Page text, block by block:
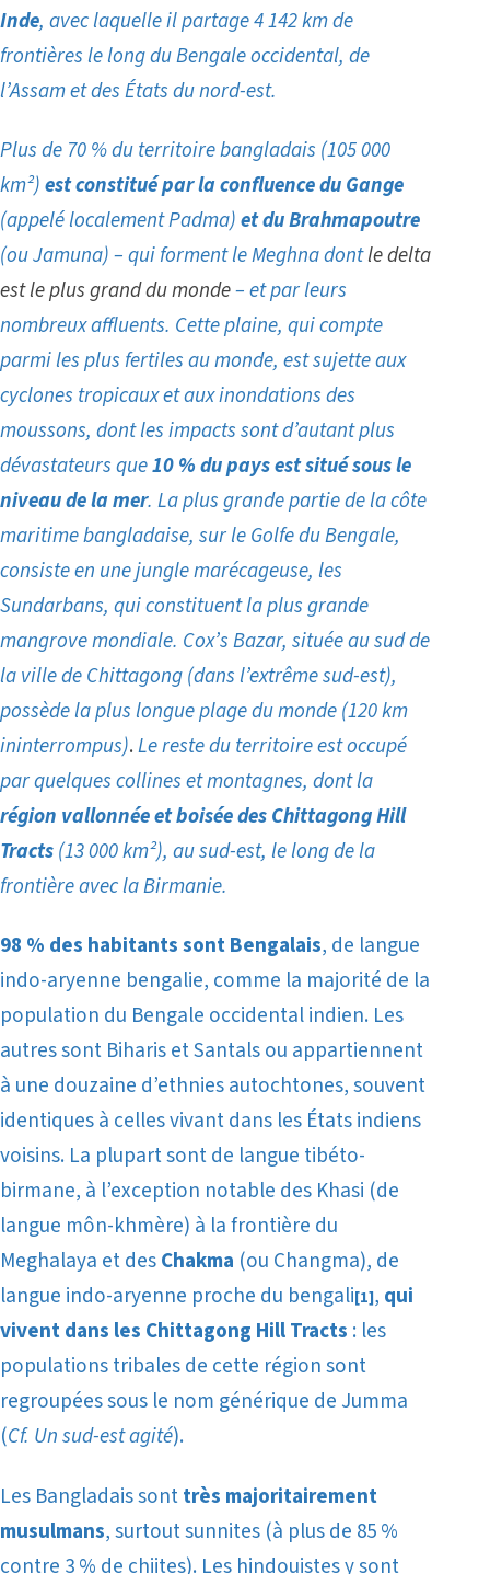
Inde, avec laquelle il partage 4 142 km de
frontières le long du Bengale occidental, de
l’Assam et des États du nord-est.
Plus de 70 % du territoirebangladais (105 000
km²)est constitué par la confluence du Gange
(appelé localement Padma)et du Brahmapoutre
(ou Jamuna) – qui forment le Meghna dontle delta
est le plus grand du monde– et par leurs
nombreux affluents. Cette plaine, qui compte
parmi les plus fertiles au monde, est sujette aux
cyclones tropicaux et aux inondations des
moussons, dont les impacts sont d’autant plus
dévastateurs que10 % du pays est situé sous le
niveau de la mer. La plus grande partie de la côte
maritime bangladaise, sur le Golfe du Bengale,
consiste en une jungle marécageuse, les
Sundarbans, qui constituent la plus grande
mangrove mondiale. Cox’s Bazar, située au sud de
la ville de Chittagong (dans l’extrême sud-est),
possède la plus longue plage du monde (120 km
ininterrompus).Le reste du territoire est occupé
par quelques collines et montagnes, dont la
région vallonnée et boisée des Chittagong Hill
Tracts(13 000 km²), au sud-est, le long de la
frontière avec la Birmanie.
98 % des habitants sont Bengalais, de langue
indo-aryenne bengalie, comme la majorité de la
population du Bengale occidental indien. Les
autres sont Biharis et Santals ou appartiennent
à une douzaine d’ethnies autochtones, souvent
identiques à celles vivant dans les États indiens
voisins. La plupart sont de langue tibéto-
birmane, à l’exception notable des Khasi (de
langue môn-khmère) à la frontière du
Meghalaya et desChakma (ou Changma), de
langue indo-aryenne proche du bengali[1], qui
vivent dans les Chittagong Hill Tracts : les
populations tribales de cette région sont
regroupées sous le nom générique de Jumma
(Cf. Un sud-est agité).
Les Bangladais sonttrès majoritairement
musulmans, surtout sunnites (à plus de 85 %
contre 3 % de chiites). Les hindouistes y sont